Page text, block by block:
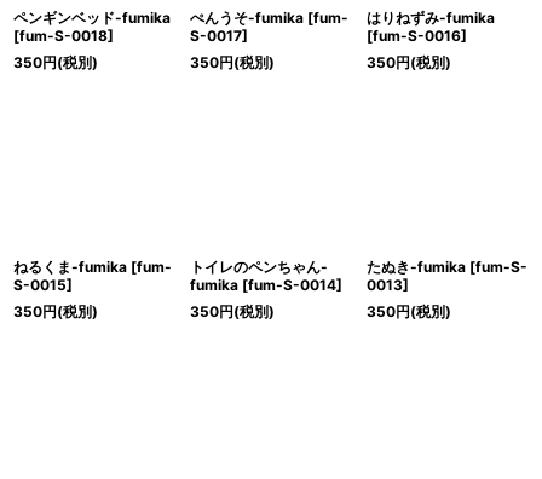
ペンギンベッド-fumika
[fum-S-0018]
350円(税別)
ぺんうそ-fumika [fum-
S-0017]
350円(税別)
はりねずみ-fumika
[fum-S-0016]
350円(税別)
ねるくま-fumika [fum-
S-0015]
350円(税別)
トイレのペンちゃん-
fumika [fum-S-0014]
350円(税別)
たぬき-fumika [fum-S-
0013]
350円(税別)